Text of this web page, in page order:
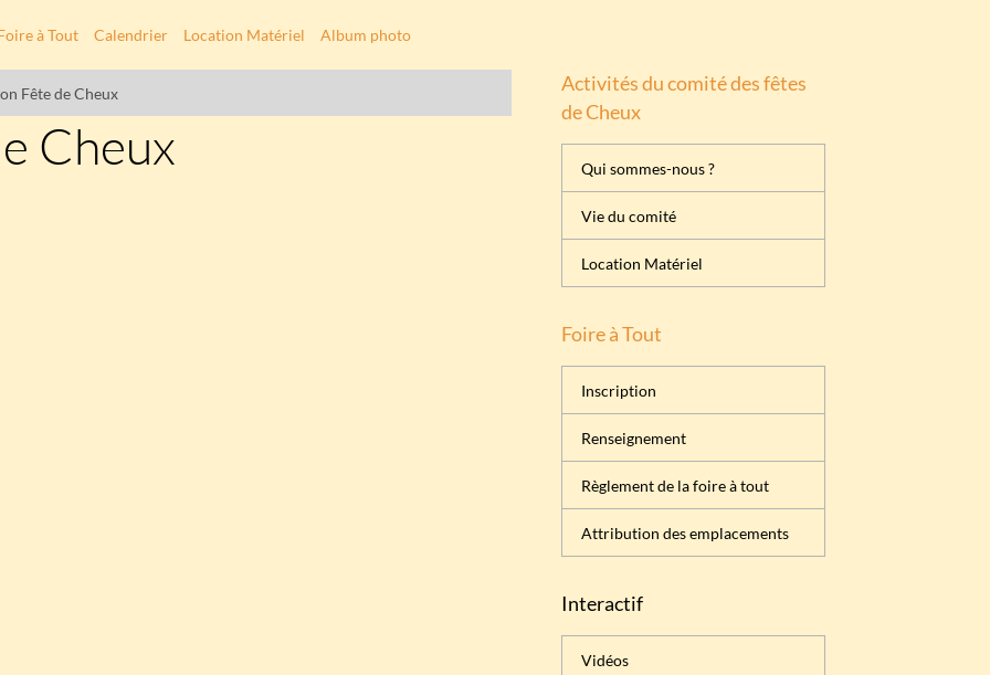
à Tout Calendrier Location Matériel Album photo
Fête de Cheux
Cheux
Activités du comité des fêtes
de Cheux
Qui sommes-nous ?
Vie du comité
Location Matériel
Foire à Tout
Inscription
Renseignement
Règlement de la foire à tout
Attribution des emplacements
Interactif
Vidéos